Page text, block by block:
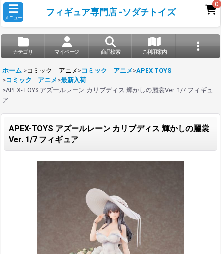
メニュー
フィギュア専門店 -ソダチトイズ
0
カテゴリ マイページ 商品検索 ご利用案内
ホーム >コミック アニメ >コミック アニメ >APEX TOYS
>コミック アニメ >最新入荷
>APEX-TOYS アズールレーン カリブディス 輝かしの麗裳Ver. 1/7 フィギュ
ア
APEX-TOYS アズールレーン カリブディス 輝かしの麗裳
Ver. 1/7 フィギュア